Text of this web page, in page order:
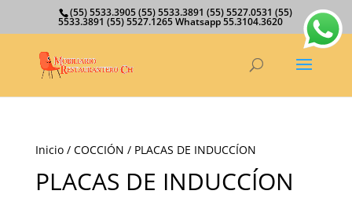
(55) 5533.3905 (55) 5533.3891 (55) 5527.0531 (55)
5533.3891 (55) 5527.1265 Whatsapp 55.3104.3620
Inicio/ COCCIÓN / PLACAS DE INDUCCÍON
PLACAS DE INDUCCÍON